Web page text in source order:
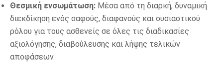
Θεσμική ενσωμάτωση: Μέσα από τη διαρκή, δυναμική
διεκδίκηση ενός σαφούς, διαφανούς και ουσιαστικού
ρόλου για τους ασθενείς σε όλες τις διαδικασίες
αξιολόγησης, διαβούλευσης και λήψης τελικών
αποφάσεων.